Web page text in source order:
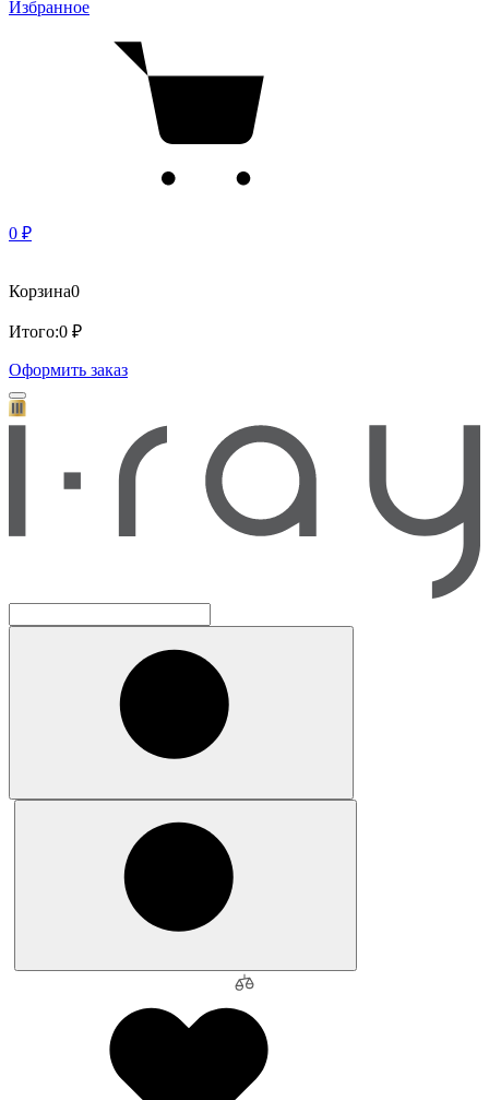
Избранное
0 ₽
Корзина0
Итого:0 ₽
Оформить заказ